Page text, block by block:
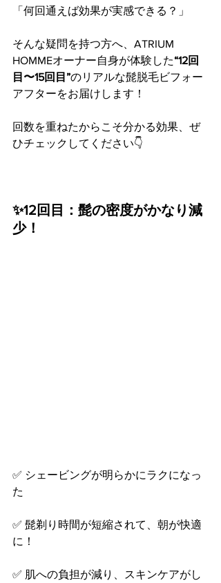
「何回通えば効果が実感できる？」
そんな疑問を持つ方へ、ATRIUM
HOMMEオーナー自身が体験した“12回
目〜15回目”のリアルな髭脱毛ビフォー
アフターをお届けします！
回数を重ねたからこそ分かる効果、ぜ
ひチェックしてください👇
✨12回目：髭の密度がかなり減
少！
✅ シェービングが明らかにラクになっ
た
✅ 髭剃り時間が短縮されて、朝が快適
に！
✅ 肌への負担が減り、スキンケアがし